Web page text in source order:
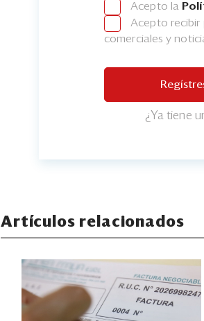
Acepto la
Acepto recibir
comerciales y
¿Ya tiene
Artículos relacionados